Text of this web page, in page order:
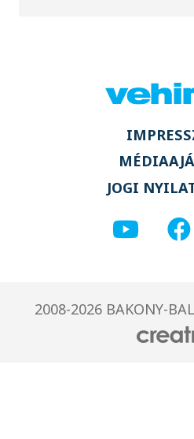
JOGI
2008-2026 BAKONY-